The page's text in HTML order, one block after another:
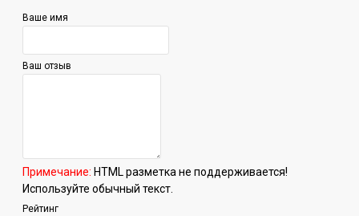
Ваше имя
Ваш отзыв
Примечание: HTML разметка не поддерживается!
Используйте обычный текст.
Рейтинг